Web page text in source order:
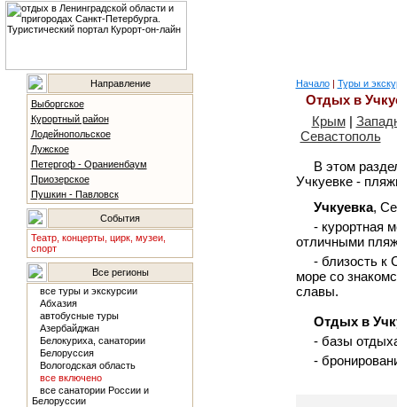
Направление
Выборгское
Курортный район
Лодейнопольское
Лужское
Петергоф - Ораниенбаум
Приозерское
Пушкин - Павловск
События
Театр, концерты, цирк, музеи,
спорт
Все регионы
все туры и экскурсии
Абхазия
автобусные туры
Азербайджан
Белокуриха, санатории
Белоруссия
Вологодская область
все включено
все санатории России и
Белоруссии
Начало| Туры и
Отдых в
Крым|
Севастополь
В этом
Учкуевке -
Учкуевка,
- курортная
отличными
- близость к
море со
славы.
Отдых в
- базы
-